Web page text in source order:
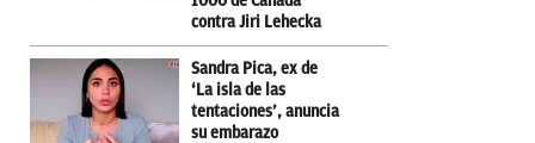
contra Jiri Lehecka
Sandra Pica, ex de
‘La isla de las
tentaciones’, anuncia
su embarazo